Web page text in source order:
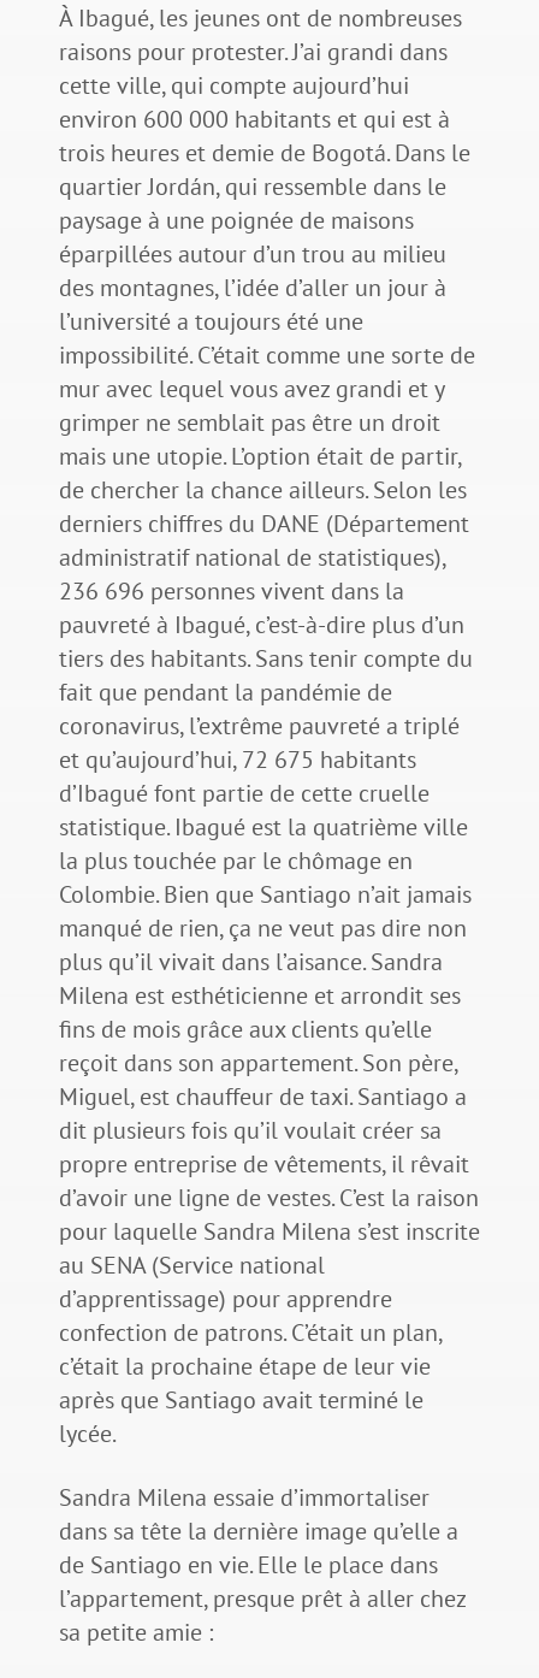
À Ibagué, les jeunes ont de nombreuses
raisons pour protester. J’ai grandi dans
cette ville, qui compte aujourd’hui
environ 600 000 habitants et qui est à
trois heures et demie de Bogotá. Dans le
quartier Jordán, qui ressemble dans le
paysage à une poignée de maisons
éparpillées autour d’un trou au milieu
des montagnes, l’idée d’aller un jour à
l’université a toujours été une
impossibilité. C’était comme une sorte de
mur avec lequel vous avez grandi et y
grimper ne semblait pas être un droit
mais une utopie. L’option était de partir,
de chercher la chance ailleurs. Selon les
derniers chiffres du DANE (Département
administratif national de statistiques),
236 696 personnes vivent dans la
pauvreté à Ibagué, c’est-à-dire plus d’un
tiers des habitants. Sans tenir compte du
fait que pendant la pandémie de
coronavirus, l’extrême pauvreté a triplé
et qu’aujourd’hui, 72 675 habitants
d’Ibagué font partie de cette cruelle
statistique. Ibagué est la quatrième ville
la plus touchée par le chômage en
Colombie. Bien que Santiago n’ait jamais
manqué de rien, ça ne veut pas dire non
plus qu’il vivait dans l’aisance. Sandra
Milena est esthéticienne et arrondit ses
fins de mois grâce aux clients qu’elle
reçoit dans son appartement. Son père,
Miguel, est chauffeur de taxi. Santiago a
dit plusieurs fois qu’il voulait créer sa
propre entreprise de vêtements, il rêvait
d’avoir une ligne de vestes. C’est la raison
pour laquelle Sandra Milena s’est inscrite
au SENA (Service national
d’apprentissage) pour apprendre
confection de patrons. C’était un plan,
c’était la prochaine étape de leur vie
après que Santiago avait terminé le
lycée.
Sandra Milena essaie d’immortaliser
dans sa tête la dernière image qu’elle a
de Santiago en vie. Elle le place dans
l’appartement, presque prêt à aller chez
sa petite amie :